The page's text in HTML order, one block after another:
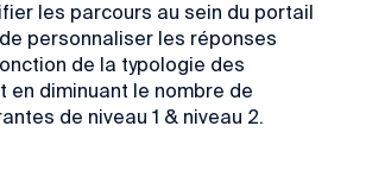
les parcours au sein du portail
personnaliser les réponses
de la typologie des
en diminuant le nombre de
de niveau 1 & niveau 2.